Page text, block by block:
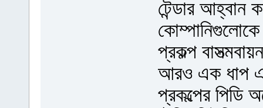
টেন্ডার আহ্বান
প্রকল্প
আরও এক ধাপ
প্রকল্পের